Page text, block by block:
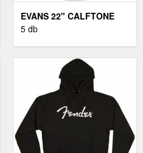
EVANS 22" CALFTONE
5 db